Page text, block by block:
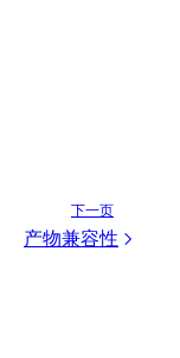
下一页
产物兼容性